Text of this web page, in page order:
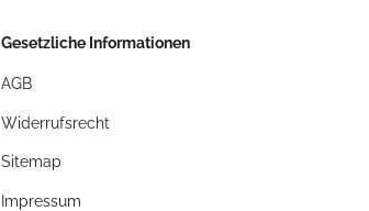
Gesetzliche Informationen
AGB
Widerrufsrecht
Sitemap
Impressum